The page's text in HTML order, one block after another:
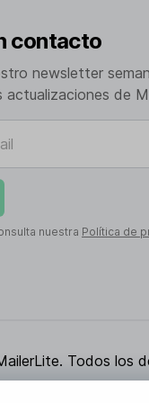
contacto
newsletter
actualizaciones de
nuestra Política de
Todos los